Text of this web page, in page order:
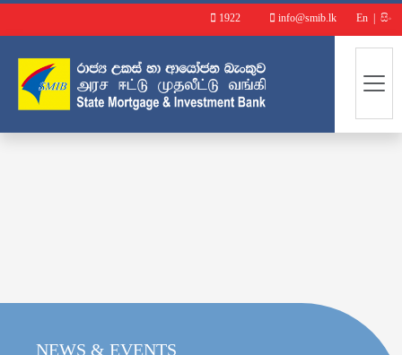
1922 info@smib.lk En සිං
NEWS & EVENTS